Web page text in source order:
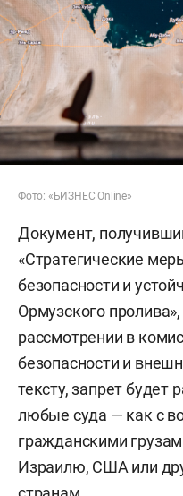
Фото: «БИЗНЕС Online»
Документ,
«Стратегические
безопасности и
Ормузского
рассмотрении в
безопасности и
тексту, запрет будет
любые суда — как с
гражданскими
Израилю, США или